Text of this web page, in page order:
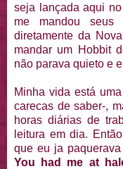
seja lançada aqui
me mandou seus
diretamente da
mandar um Hobbit
não parava quieto e
Minha vida está
carecas de saber-,
horas diárias de
leitura em dia.
que eu ja
You had me at